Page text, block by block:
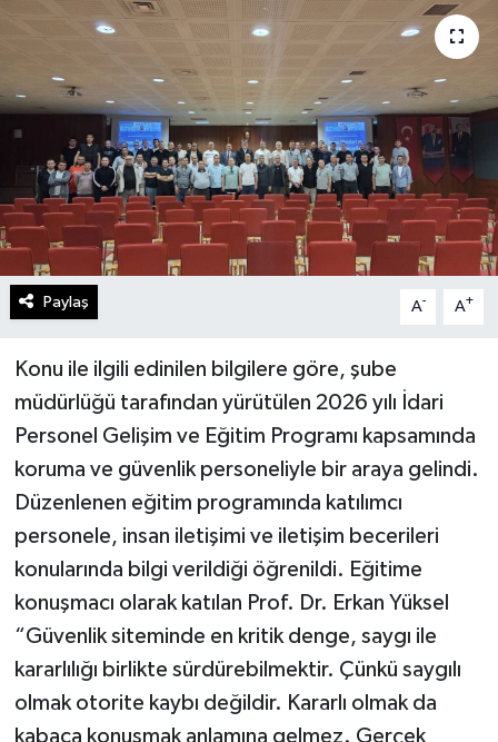
Paylaş A- A+
Konu ile ilgili edinilen bilgilere göre, şube
müdürlüğü tarafından yürütülen 2026 yılı İdari
Personel Gelişim ve Eğitim Programı kapsamında
koruma ve güvenlik personeliyle bir araya gelindi.
Düzenlenen eğitim programında katılımcı
personele, insan iletişimi ve iletişim becerileri
konularında bilgi verildiği öğrenildi. Eğitime
konuşmacı olarak katılan Prof. Dr. Erkan Yüksel
“Güvenlik siteminde en kritik denge, saygı ile
kararlılığı birlikte sürdürebilmektir. Çünkü saygılı
olmak otorite kaybı değildir. Kararlı olmak da
kabaca konuşmak anlamına gelmez. Gerçek
Gündem
Kültür Sanat
Magazin
Politika
Sağlık
Spor
Teknoloji
Yurttan